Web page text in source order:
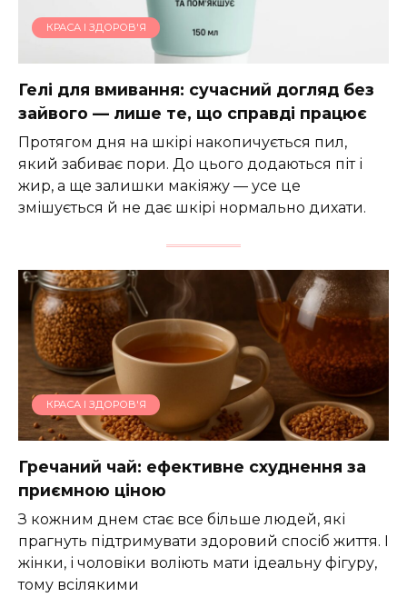
КРАСА І ЗДОРОВ'Я
Гелі для вмивання: сучасний догляд без
зайвого — лише те, що справді працює
Протягом дня на шкірі накопичується пил,
який забиває пори. До цього додаються піт і
жир, а ще залишки макіяжу — усе це
змішується й не дає шкірі нормально дихати.
КРАСА І ЗДОРОВ'Я
Гречаний чай: ефективне схуднення за
приємною ціною
З кожним днем стає все більше людей, які
прагнуть підтримувати здоровий спосіб життя. І
жінки, і чоловіки воліють мати ідеальну фігуру,
тому всілякими